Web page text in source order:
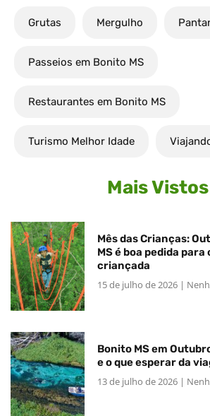
Grutas Mergulho
Passeios em Bonito MS
Restaurantes em Bonito MS
Turismo Melhor Idade
Mais Vistos
Mês das Crianças:
MS é boa pedida
criançada
15 de julho de 2026
Bonito MS em
e o que esperar da
13 de julho de 2026